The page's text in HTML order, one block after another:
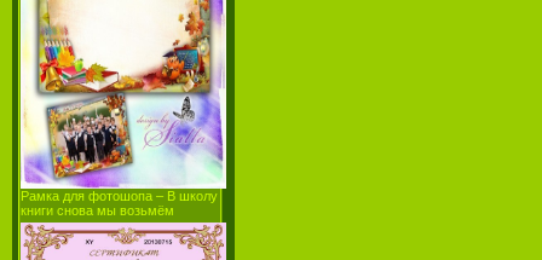
Рамка для фотошопа – В школу
книги снова мы возьмём